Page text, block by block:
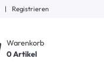
| Registrieren
Warenkorb
0Artikel